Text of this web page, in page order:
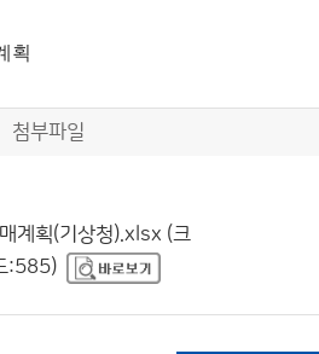
획
첨부파일
계획(기상청).xlsx (크
:585)